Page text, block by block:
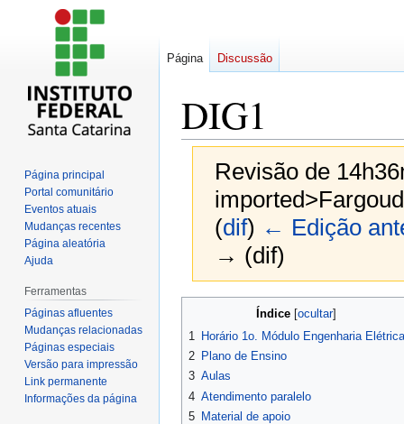
DIG1
Revisão de
imported>Fargoud
(dif) ← Edição
→ (dif)
Índice
1
Horário 1o. Módulo Engenharia Elétrica
2 Plano de Ensino
3 Aulas
4 Atendimento paralelo
5 Material de apoio
Página Discussão
Página principal
Portal comunitário
Eventos atuais
Mudanças recentes
Página aleatória
Ajuda
Ferramentas
Páginas afluentes
Mudanças relacionadas
Páginas especiais
Versão para impressão
Link permanente
Informações da página